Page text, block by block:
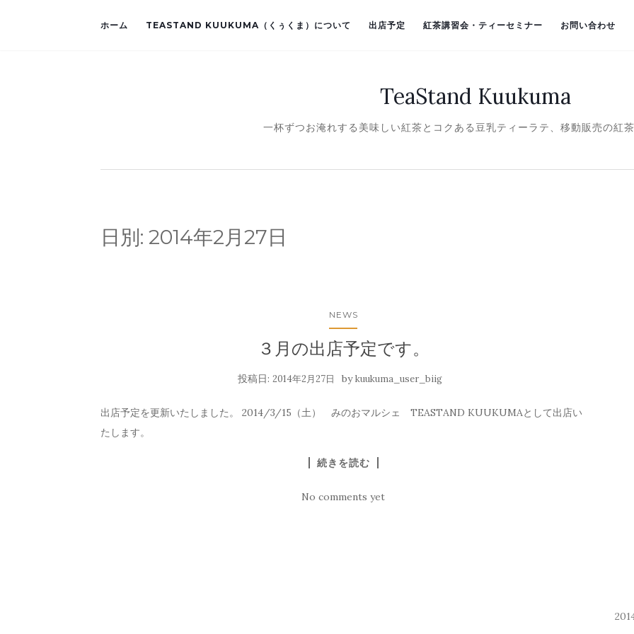
ホーム TEASTAND KUUKUMA（くぅくま）について 出店予定 紅茶講習会・ティーセミナー お問い合わせ
TeaStand Kuukuma
一杯ずつお淹れする美味しい紅茶とコクある豆乳ティーラテ、移動販売の紅
日別: 2014年2月27日
NEWS
３月の出店予定です。
投稿日: 2014年2月27日 bykuukuma_user_biig
出店予定を更新いたしました。 2014/3/15（土） みのおマルシェ TEASTAND KUUKUMAとして出店い
たします。
続きを読む
No comments yet